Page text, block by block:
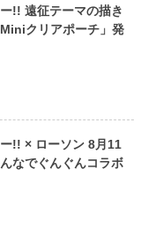
!! 遠征テーマの描き
クリアポーチ」発
!! × ローソン 8月11
なでぐんぐんコラボ